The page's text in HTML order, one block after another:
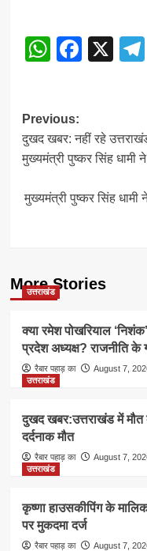
X
Post
navigation
Previous:
दुखद खबर: नहीं रहे
मुख्यमंत्री पुष्कर सिंह धामी
मुख्यमंत्री पुष्कर सिंह धामी
More Stories
उत्तराखंड
क्या रमेश पोखरियाल
प्रदेश अध्यक्ष? राजनीति के
रैबार पहाड़ का August 7,
उत्तराखंड
दुखद खबर:उत्तराखंड में मौत
दर्दनाक मौत
रैबार पहाड़ का August 7,
उत्तराखंड
कृष्णा हाउसकीपिंग के
पर मुकदमा दर्ज
रैबार पहाड़ का August 7,